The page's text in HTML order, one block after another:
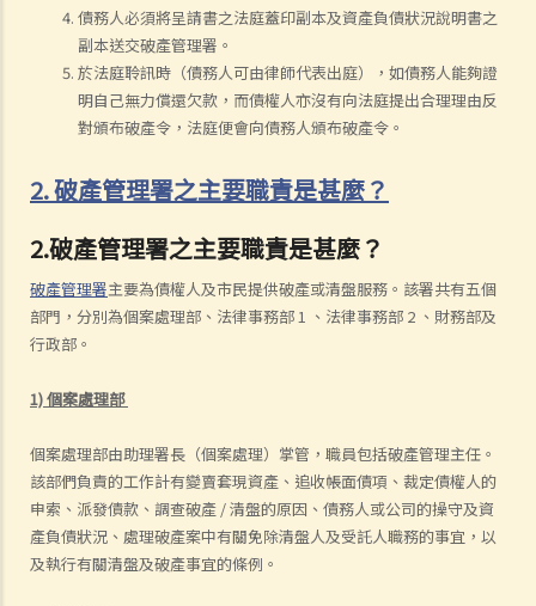
債務人必須將呈請書之法庭蓋印副本及資產負債狀況說明書之
副本送交破產管理署。
於法庭聆訊時（債務人可由律師代表出庭），如債務人能夠證
明自己無力償還欠款，而債權人亦沒有向法庭提出合理理由反
對頒布破產令，法庭便會向債務人頒布破產令。
2. 破產管理署之主要職責是甚麼？
2.破產管理署之主要職責是甚麼？
破產管理署主要為債權人及市民提供破產或清盤服務。該署共有五個
部門，分別為個案處理部、法律事務部 1 、法律事務部 2 、財務部及
行政部。
1) 個案處理部
個案處理部由助理署長（個案處理）掌管，職員包括破產管理主任。
該部們負責的工作計有變賣套現資產、追收帳面債項、裁定債權人的
申索、派發債款、調查破產 / 清盤的原因、債務人或公司的操守及資
產負債狀況、處理破產案中有關免除清盤人及受託人職務的事宜，以
及執行有關清盤及破產事宜的條例。